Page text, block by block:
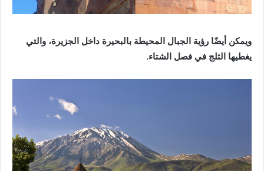
ويمكن أيضًا رؤية الجبال المحيطة بالبحيرة داخل الجزيرة، والتي
يغطيها الثلج في فصل الشتاء.